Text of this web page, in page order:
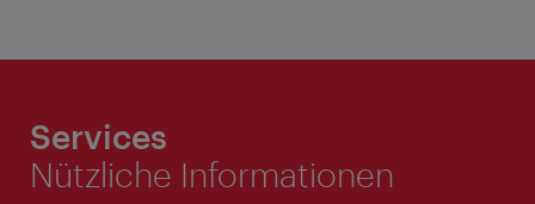
Services
Nützliche Informationen